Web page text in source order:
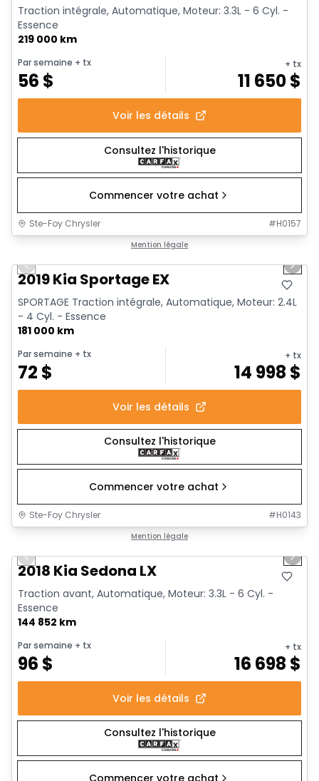
Traction intégrale, Automatique, Moteur: 3.3L - 6 Cyl. -
Essence
219 000 km
Par semaine + tx
56 $
+ tx
11 650$
Voir les détails
Consultez l'historique
Commencer votre achat
Ste-Foy Chrysler #H0157
Mention légale
Previous slide Next
2019 Kia Sportage EX
SPORTAGE Traction intégrale, Automatique, Moteur: 2.4L
- 4 Cyl. - Essence
181 000 km
Par semaine + tx
72 $
+ tx
14 998 $
Voir les détails
Consultez l'historique
Commencer votre achat
Ste-Foy Chrysler #H0143
Mention légale
Previous slide Next
2018 Kia Sedona LX
Traction avant, Automatique, Moteur: 3.3L - 6 Cyl. -
Essence
144 852 km
Par semaine + tx
96 $
+ tx
16 698 $
Voir les détails
Consultez l'historique
Commencer votre achat